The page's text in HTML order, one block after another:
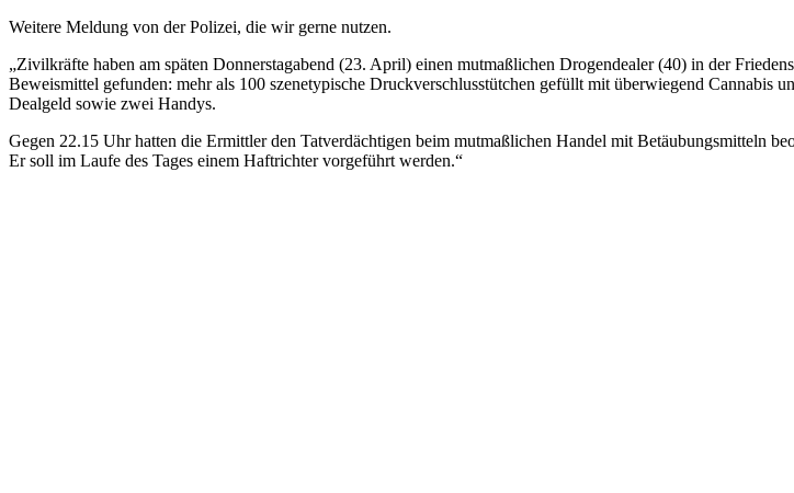
Weitere Meldung von der Polizei, die wir gerne nutzen.
„Zivilkräfte haben am späten Donnerstagabend (23. April) einen mutmaßlichen Drogendealer (40) in der
Beweismittel gefunden: mehr als 100 szenetypische Druckverschlusstütchen gefüllt mit überwiegend Cannabis
Dealgeld sowie zwei Handys.
Gegen 22.15 Uhr hatten die Ermittler den Tatverdächtigen beim mutmaßlichen Handel mit Betäubungsmitteln
Er soll im Laufe des Tages einem Haftrichter vorgeführt werden.“